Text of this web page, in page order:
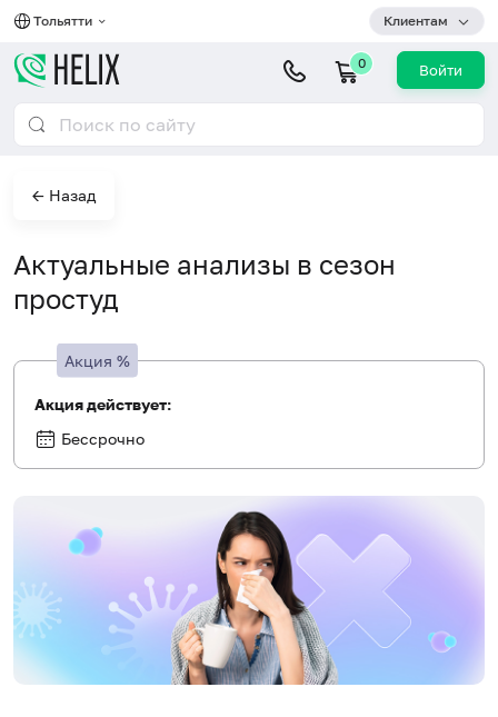
Тольятти Клиентам
0 Войти
← Назад
Актуальные анализы в сезон
простуд
Акция %
Акция действует:
Бессрочно